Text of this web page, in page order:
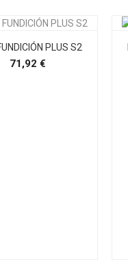
PLUS S2
71,92 €